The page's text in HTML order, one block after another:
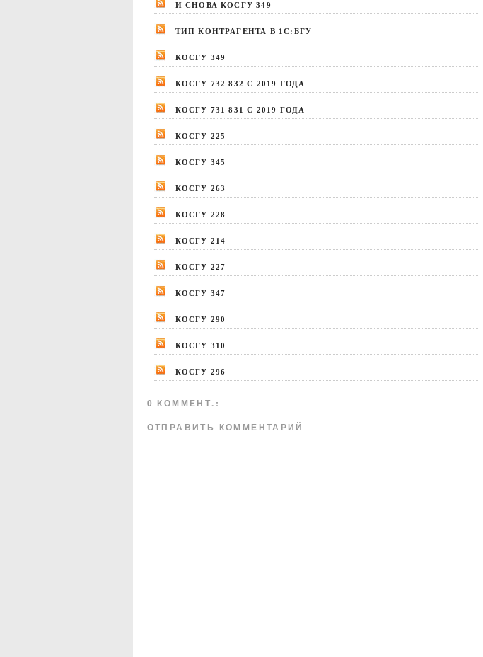
И СНОВА КОСГУ 349
ТИП КОНТРАГЕНТА В 1С:БГУ
КОСГУ 349
КОСГУ 732 832 С 2019 ГОДА
КОСГУ 731 831 С 2019 ГОДА
КОСГУ 225
КОСГУ 345
КОСГУ 263
КОСГУ 228
КОСГУ 214
КОСГУ 227
КОСГУ 347
КОСГУ 290
КОСГУ 310
КОСГУ 296
0 КОММЕНТ.:
ОТПРАВИТЬ КОММЕНТАРИЙ